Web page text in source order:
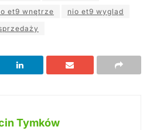
et9 wnętrze
nio et9 wygląd
Tymków